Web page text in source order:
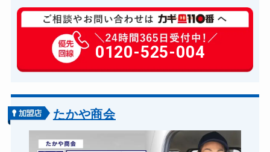
玄関カギ修理 6,600円～(税込)
玄関カギ作成 14,300円～(税込)
玄関カギ交換 14,300円～(税込)
バイクカギ開け
バイクカギ作成 16,500円～(税込)
0120-525-004
たかや商会